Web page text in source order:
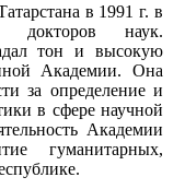
в 1991 г. в
докторов наук.
тон и высокую
Академии. Она
за определение и
в сфере научной
Академии
гуманитарных,